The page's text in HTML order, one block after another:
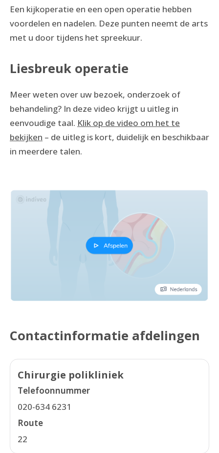
Een kijkoperatie en een open operatie hebben
voordelen en nadelen. Deze punten neemt de arts
met u door tijdens het spreekuur.
Liesbreuk operatie
Meer weten over uw bezoek, onderzoek of
behandeling? In deze video krijgt u uitleg in
eenvoudige taal. Klik op de video om het te
bekijken – de uitleg is kort, duidelijk en beschikbaar
in meerdere talen.
Contactinformatie afdelingen
Chirurgie polikliniek
Telefoonnummer
020-634 6231
Route
22